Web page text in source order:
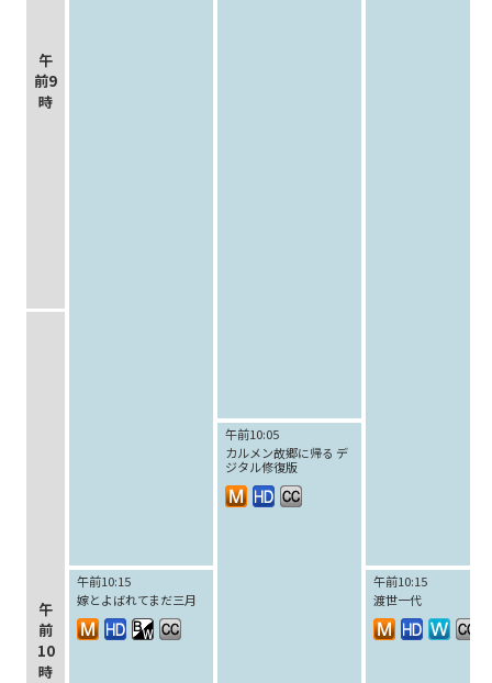
午
前9
時
午
前
10
時
午前10:05
カルメン故郷に帰る デ
ジタル修復版
午前10:15
嫁とよばれてまだ三月
午前10:15
渡世一代